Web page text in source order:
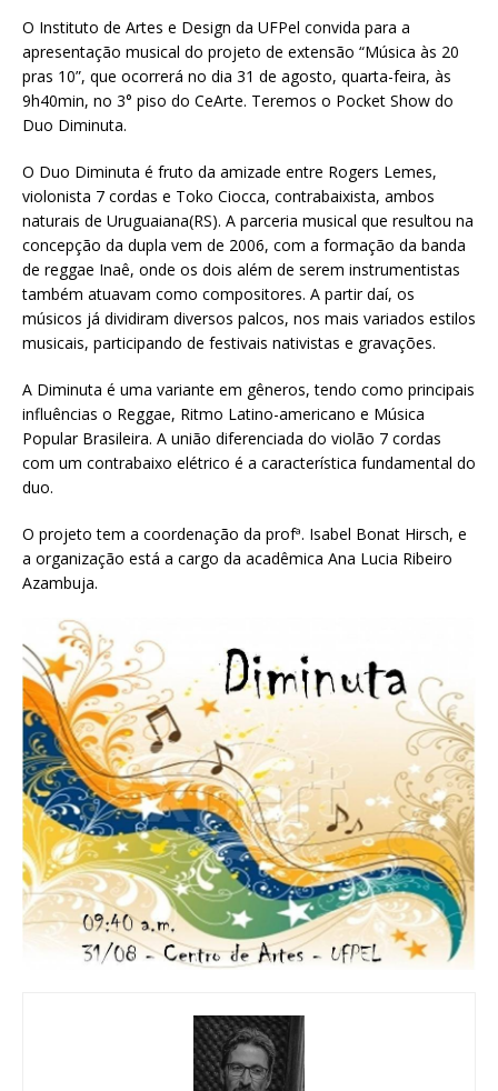
O Instituto de Artes e Design da UFPel convida para a
apresentação musical do projeto de extensão “Música às 20
pras 10”, que ocorrerá no dia 31 de agosto, quarta-feira, às
9h40min, no 3° piso do CeArte. Teremos o Pocket Show do
Duo Diminuta.
O Duo Diminuta é fruto da amizade entre Rogers Lemes,
violonista 7 cordas e Toko Ciocca, contrabaixista, ambos
naturais de Uruguaiana(RS). A parceria musical que resultou na
concepção da dupla vem de 2006, com a formação da banda
de reggae Inaê, onde os dois além de serem instrumentistas
também atuavam como compositores. A partir daí, os
músicos já dividiram diversos palcos, nos mais variados estilos
musicais, participando de festivais nativistas e gravações.
A Diminuta é uma variante em gêneros, tendo como principais
influências o Reggae, Ritmo Latino-americano e Música
Popular Brasileira. A união diferenciada do violão 7 cordas
com um contrabaixo elétrico é a característica fundamental do
duo.
O projeto tem a coordenação da profª. Isabel Bonat Hirsch, e
a organização está a cargo da acadêmica Ana Lucia Ribeiro
Azambuja.